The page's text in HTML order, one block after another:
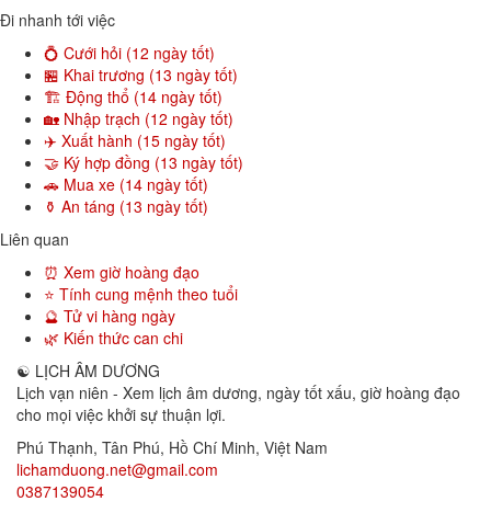
Đi nhanh tới việc
💍 Cưới hỏi (12 ngày tốt)
🏪 Khai trương (13 ngày tốt)
🏗️ Động thổ (14 ngày tốt)
🏡 Nhập trạch (12 ngày tốt)
✈️ Xuất hành (15 ngày tốt)
🤝 Ký hợp đồng (13 ngày tốt)
🚗 Mua xe (14 ngày tốt)
⚱️ An táng (13 ngày tốt)
Liên quan
⏰ Xem giờ hoàng đạo
⭐ Tính cung mệnh theo tuổi
🔮 Tử vi hàng ngày
🌿 Kiến thức can chi
☯ LỊCH ÂM DƯƠNG
Lịch vạn niên - Xem lịch âm dương, ngày tốt xấu, giờ hoàng đạo
cho mọi việc khởi sự thuận lợi.
Phú Thạnh, Tân Phú, Hồ Chí Minh, Việt Nam
lichamduong.net@gmail.com
0387139054